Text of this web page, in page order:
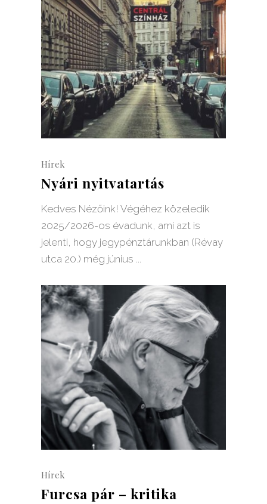
Hírek
Nyári nyitvatartás
Kedves Nézőink! Végéhez közeledik
2025/2026-os évadunk, ami azt is
jelenti, hogy jegypénztárunkban (Révay
utca 20.) még június
Hírek
Furcsa pár – kritika